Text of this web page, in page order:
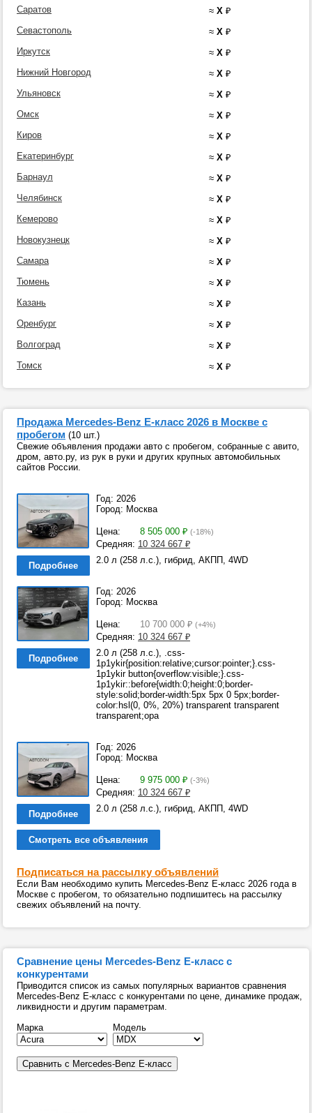
Саратов
≈ X ₽
Севастополь
≈ X ₽
Иркутск
≈ X ₽
Нижний Новгород
≈ X ₽
Ульяновск
≈ X ₽
Омск
≈ X ₽
Киров
≈ X ₽
Екатеринбург
≈ X ₽
Барнаул
≈ X ₽
Челябинск
≈ X ₽
Кемерово
≈ X ₽
Новокузнецк
≈ X ₽
Самара
≈ X ₽
Тюмень
≈ X ₽
Казань
≈ X ₽
Оренбург
≈ X ₽
Волгоград
≈ X ₽
Томск
≈ X ₽
Продажа Mercedes-Benz E-класс 2026 в Москве с
пробегом (10 шт.)
Свежие объявления продажи авто с пробегом, собранные с авито,
дром, авто.ру, из рук в руки и других крупных автомобильных
сайтов России.
Год: 2026
Город: Москва
Цена: 8 505 000 ₽ (-18%)
Средняя: 10 324 667 ₽
Подробнее
2.0 л (258 л.с.), гибрид, АКПП, 4WD
Год: 2026
Город: Москва
Цена: 10 700 000 ₽ (+4%)
Средняя: 10 324 667 ₽
Подробнее
2.0 л (258 л.с.), .css-
1p1ykir{position:relative;cursor:pointer;}.css-
1p1ykir button{overflow:visible;}.css-
1p1ykir::before{width:0;height:0;border-
style:solid;border-width:5px 5px 0 5px;border-
color:hsl(0, 0%, 20%) transparent transparent
transparent;opa
Год: 2026
Город: Москва
Цена: 9 975 000 ₽ (-3%)
Средняя: 10 324 667 ₽
Подробнее
2.0 л (258 л.с.), гибрид, АКПП, 4WD
Смотреть все объявления
Подписаться на рассылку объявлений
Если Вам необходимо купить Mercedes-Benz E-класс 2026 года в
Москве с пробегом, то обязательно подпишитесь на рассылку
свежих объявлений на почту.
Сравнение цены Mercedes-Benz E-класс с
конкурентами
Приводится список из самых популярных вариантов сравнения
Mercedes-Benz E-класс с конкурентами по цене, динамике продаж,
ликвидности и другим параметрам.
Марка
Модель